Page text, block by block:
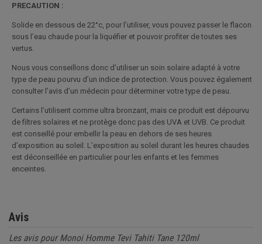
PRECAUTION :
Solide en dessous de 22°c, pour l’utiliser, vous pouvez passer le flacon
sous l’eau chaude pour la liquéfier et pouvoir profiter de toutes ses
vertus.
Nous vous conseillons donc d’utiliser un soin solaire adapté à votre
type de peau pourvu d’un indice de protection. Vous pouvez également
consulter l’avis d’un médecin pour déterminer votre type de peau.
Certains l’utilisent comme ultra bronzant, mais ce produit est dépourvu
de filtres solaires et ne protège donc pas des UVA et UVB. Ce produit
est conseillé pour embellir la peau en dehors de ses heures
d’exposition au soleil. L’exposition au soleil durant les heures chaudes
est déconseillée en particulier pour les enfants et les femmes
enceintes.
Avis
Les avis pour Monoi Homme Tevi Tahiti Tane 120ml